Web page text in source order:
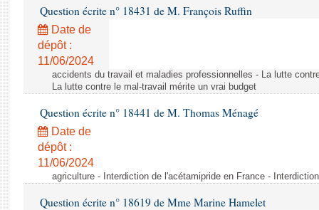
Question écrite n° 18431 de M. François Ruffin
Date de
dépôt :
11/06/2024
accidents du travail et maladies professionnelles - La lutte
La lutte contre le mal-travail mérite un vrai budget
Question écrite n° 18441 de M. Thomas Ménagé
Date de
dépôt :
11/06/2024
agriculture - Interdiction de l'acétamipride en France -
Question écrite n° 18619 de Mme Marine Hamelet